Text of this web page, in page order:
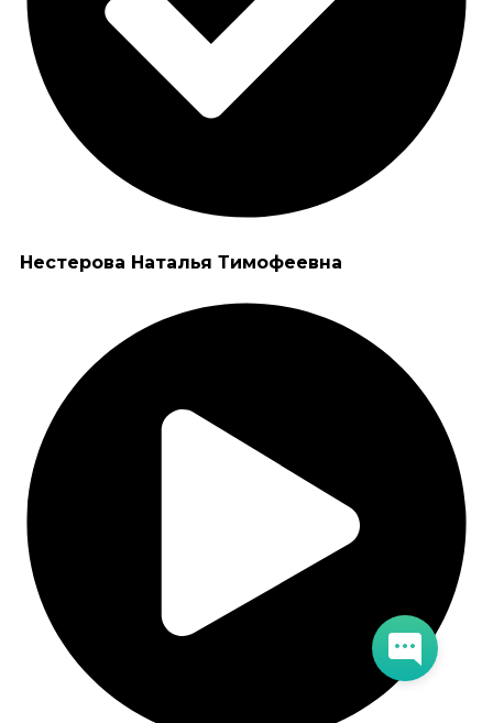
Нестерова Наталья Тимофеевна